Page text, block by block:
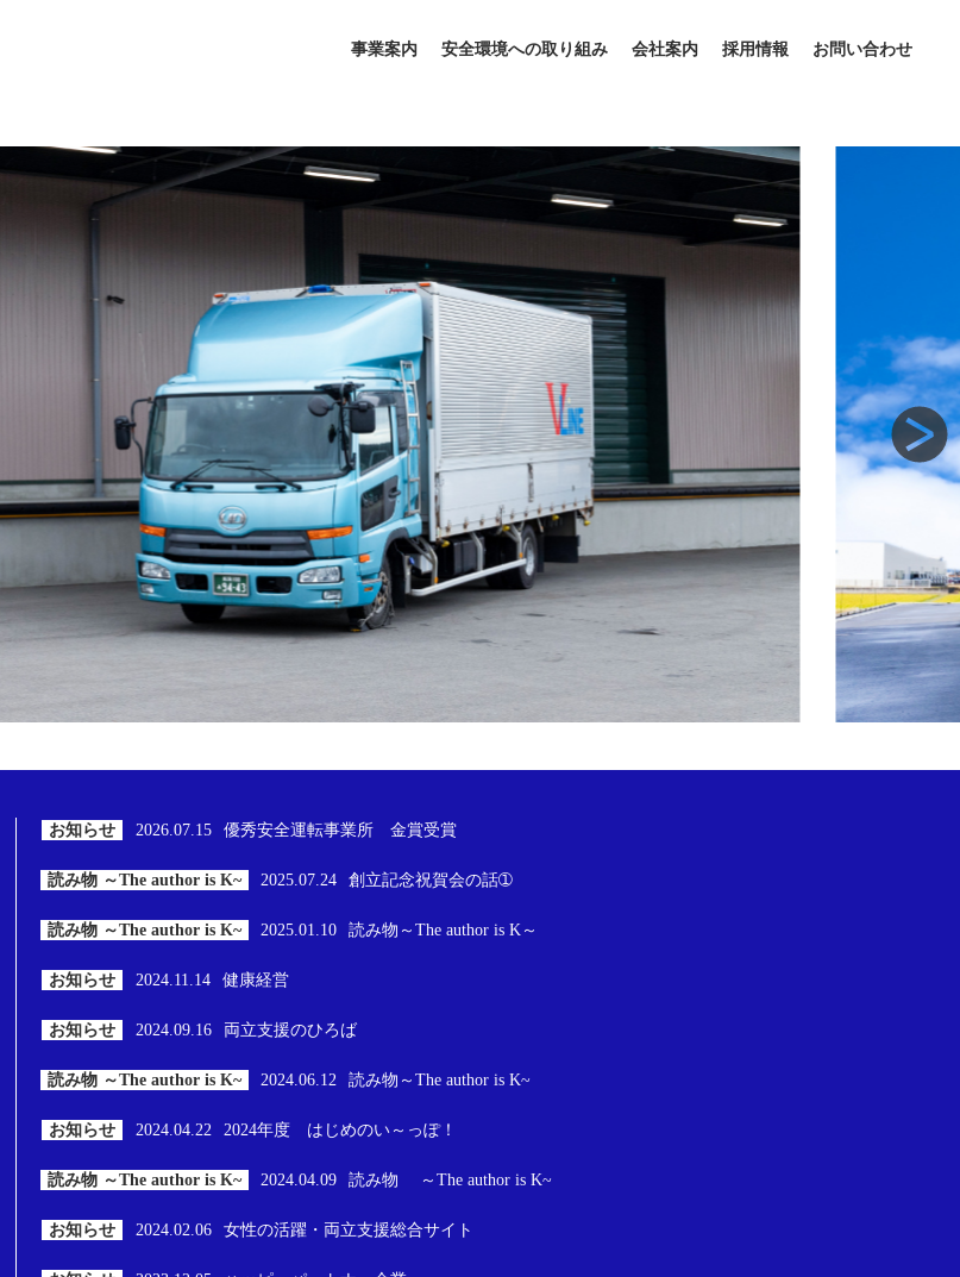
事業案内 安全環境への取り組み 会社案内 採用情報 お問い合わせ
安全環境への取り組み
採用情報
お問い合わせ
お知らせ 2026.07.15 優秀安全運転事業所 金賞受賞
読み物 ～The author is K~ 2025.07.24 創立記念祝賀会の話➀
読み物 ～The author is K~ 2025.01.10 読み物～The author is K～
お知らせ 2024.11.14 健康経営
お知らせ 2024.09.16 両立支援のひろば
読み物 ～The author is K~ 2024.06.12 読み物～The author is K~
お知らせ 2024.04.22 2024年度 はじめのい～っぽ！
読み物 ～The author is K~ 2024.04.09 読み物 ～The author is K~
お知らせ 2024.02.06 女性の活躍・両立支援総合サイト